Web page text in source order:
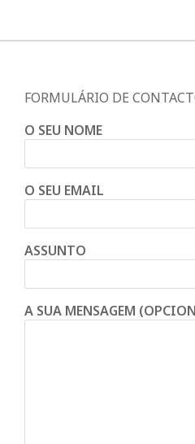
FORMULÁRIO DE
O SEU NOME
O SEU EMAIL
ASSUNTO
A SUA MENSAGEM